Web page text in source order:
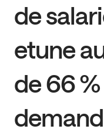
de
etune
de 66